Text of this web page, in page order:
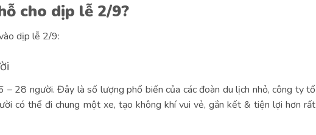
cho dịp lễ 2/9?
dịp lễ 2/9:
28 người. Đây là số lượng phổ biến của các đoàn du lịch nhỏ, công ty tổ
có thể đi chung một xe, tạo không khí vui vẻ, gắn kết & tiện lợi hơn rất